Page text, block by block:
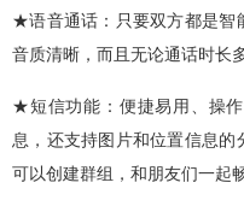
★语音通话：只要双方都是智
音质清晰，而且无论通话时长
★短信功能：便捷易用、操
息，还支持图片和位置信息
可以创建群组，和朋友们一起